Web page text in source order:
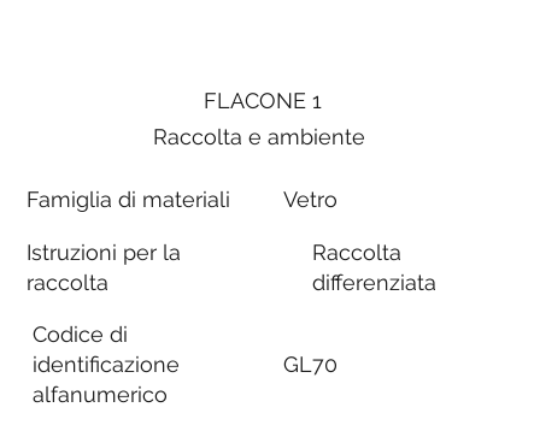
FLACONE 1
Raccolta e ambiente
Famiglia di materiali
Istruzioni per la
raccolta
Codice di
identificazione
alfanumerico
Vetro
Raccolta
differenziata
GL70